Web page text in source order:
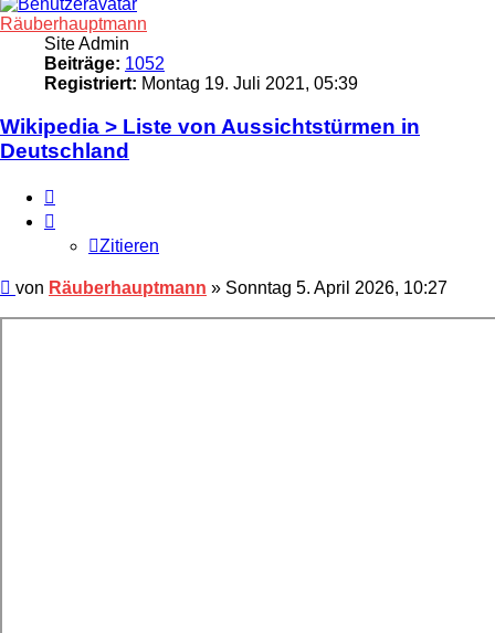
Räuberhauptmann
Site Admin
Beiträge: 1052
Registriert: Montag 19. Juli 2021, 05:39
Wikipedia > Liste von Aussichtstürmen in
Deutschland
Zitieren
Beitrag
von Räuberhauptmann » Sonntag 5. April 2026, 10:27